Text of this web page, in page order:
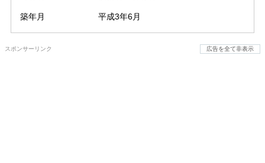
築年月 平成3年6月
スポンサーリンク 広告を全て非表示